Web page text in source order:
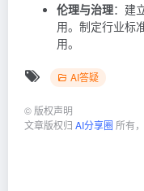
伦理与治理：建
用。制定行业标
用。
AI答疑
© 版权声明
文章版权归 AI分享圈 所有